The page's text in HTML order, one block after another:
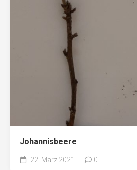
Johannisbeere
22. März 2021 0